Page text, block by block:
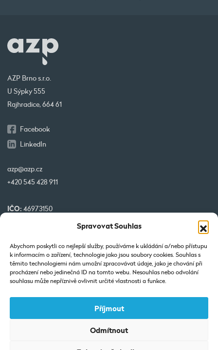
Spravovat Souhlas
Abychom poskytli co nejlepší služby, používáme k ukládání a/nebo přístupu
k informacím o zařízení, technologie jako jsou soubory cookies. Souhlas s
těmito technologiemi nám umožní zpracovávat údaje, jako je chování při
procházení nebo jedinečná ID na tomto webu. Nesouhlas nebo odvolání
souhlasu může nepříznivě ovlivnit určité vlastnosti a funkce.
Příjmout
Odmítnout
AZP Brno s.r.o.
U Sýpky 555
Rajhradice, 664 61
Facebook
LinkedIn
azp@azp.cz
+420 545 428 911
IČO: 46973150
Naše projekty spolufinancované EU